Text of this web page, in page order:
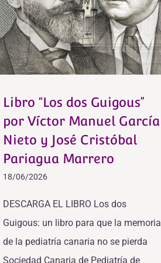
Libro “Los dos Guigous”
por Víctor Manuel García
Nieto y José Cristóbal
Pariagua Marrero
18/06/2026
DESCARGA EL LIBRO Los dos
Guigous: un libro para que la memoria
de la pediatría canaria no se pierda
Sociedad Canaria de Pediatría de